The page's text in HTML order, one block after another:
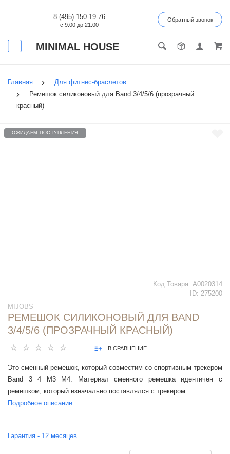
MINIMAL HOUSE
8 (495) 150-19-76
с 9:00 до 21:00
Обратный звонок
Главная
Для фитнес-браслетов
Ремешок силиконовый для Band 3/4/5/6 (прозрачный
красный)
ОЖИДАЕМ ПОСТУПЛЕНИЯ
Код Товара: А0020314
ID: 275200
MIJOBS
РЕМЕШОК СИЛИКОНОВЫЙ ДЛЯ BAND
3/4/5/6 (ПРОЗРАЧНЫЙ КРАСНЫЙ)
В СРАВНЕНИЕ
Это сменный ремешок, который совместим со спортивным трекером
Band 3 4 M3 M4. Материал сменного ремешка идентичен с
ремешком, который изначально поставлялся с трекером.
Подробное описание
Гарантия - 12 месяцев